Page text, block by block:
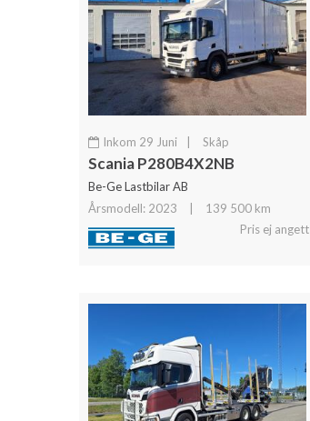
Inkom 29 Juni Skåp
Scania P280B4X2NB
Be-Ge Lastbilar AB
Årsmodell: 2023
139 500 km
Pris ej angett